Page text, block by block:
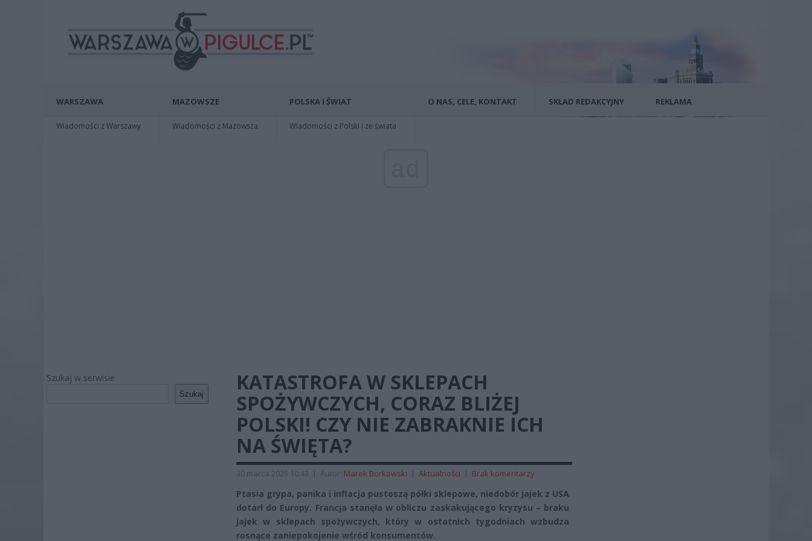
WARSZAWA
Wiadomości z Warszawy
MAZOWSZE
Wiadomości z Mazowsza
POLSKA I ŚWIAT
Wiadomości z Polski i ze świata
O NAS, CELE, KONTAKT SKŁAD REDAKCYJNY REKLAMA
Szukaj w serwisie
Szukaj
KATASTROFA W SKLEPACH
SPOŻYWCZYCH, CORAZ BLIŻEJ
POLSKI! CZY NIE ZABRAKNIE ICH
NA ŚWIĘTA?
30 marca 2025 10:43 | Autor: Marek Borkowski | Aktualności | Brak komentarzy
Ptasia grypa, panika i inflacja pustoszą półki sklepowe, niedobór jajek z USA
dotarł do Europy. Francja stanęła w obliczu zaskakującego kryzysu – braku
jajek w sklepach spożywczych, który w ostatnich tygodniach wzbudza
rosnące zaniepokojenie wśród konsumentów.